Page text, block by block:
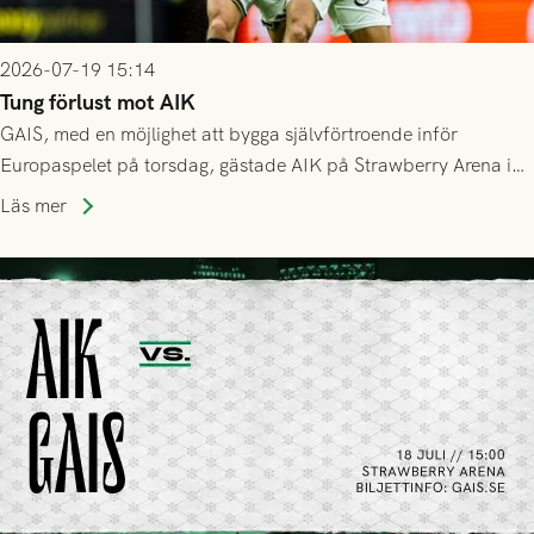
2026-07-19 15:14
Tung förlust mot AIK
GAIS, med en möjlighet att bygga självförtroende inför
Europaspelet på torsdag, gästade AIK på Strawberry Arena i
Stockholm . Men trots konstant hotande i första halvlek av
lyckades få in 2-0.
Läs mer